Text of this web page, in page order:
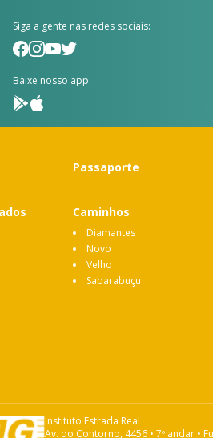
Siga a gente nas redes sociais:
Baixe nosso app:
Passaporte
Caminhos
Diamantes
Novo
Velho
Sabarabuçu
Instituto Estrada Real
Av. do Contorno, 4456 • 7º andar •